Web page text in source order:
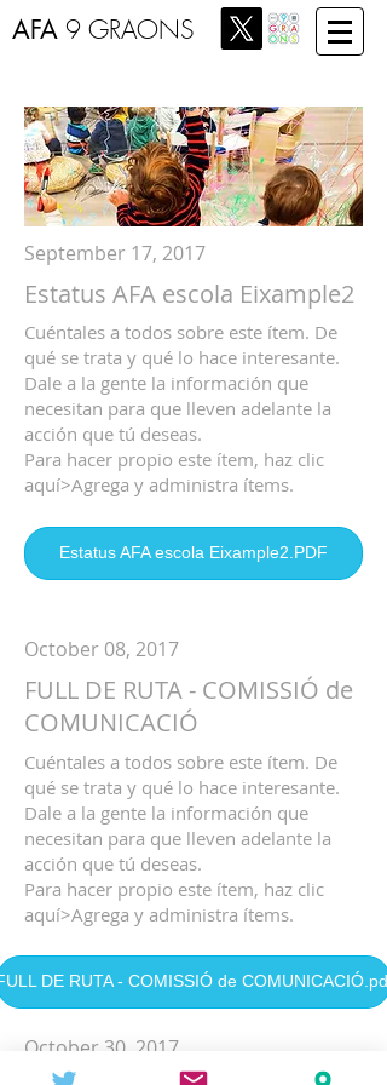
AFA 9 GRAONS
September 17, 2017
Estatus AFA escola Eixample2
Cuéntales a todos sobre este ítem. De
qué se trata y qué lo hace interesante.
Dale a la gente la información que
necesitan para que lleven adelante la
acción que tú deseas.
Para hacer propio este ítem, haz clic
aquí>Agrega y administra ítems.
Estatus AFA escola Eixample2.PDF
October 08, 2017
FULL DE RUTA - COMISSIÓ de
COMUNICACIÓ
Cuéntales a todos sobre este ítem. De
qué se trata y qué lo hace interesante.
Dale a la gente la información que
necesitan para que lleven adelante la
acción que tú deseas.
Para hacer propio este ítem, haz clic
aquí>Agrega y administra ítems.
DE RUTA - COMISSIÓ de COMUNICACIÓ.pdf
October 30, 2017